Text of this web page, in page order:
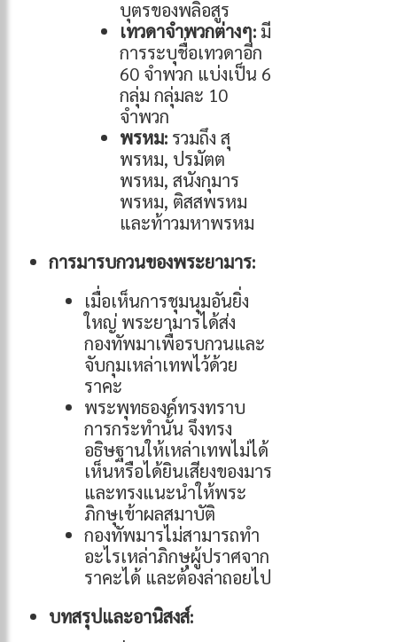
บุตรของพลิอสูร
เทวดาจำพวกต่างๆ: มี
การระบุชื่อเทวดาอีก
60 จำพวก แบ่งเป็น 6
กลุ่ม กลุ่มละ 10
จำพวก
พรหม: รวมถึง สุ
พรหม, ปรมัตต
พรหม, สนังกุมาร
พรหม, ติสสพรหม
และท้าวมหาพรหม
การมารบกวนของพระยามาร:
เมื่อเห็นการชุมนุมอันยิ่ง
ใหญ่ พระยามารได้ส่ง
กองทัพมาเพื่อรบกวนและ
จับกุมเหล่าเทพไว้ด้วย
ราคะ
พระพุทธองค์ทรงทราบ
การกระทำนั้น จึงทรง
อธิษฐานให้เหล่าเทพไม่ได้
เห็นหรือได้ยินเสียงของมาร
และทรงแนะนำให้พระ
ภิกษุเข้าผลสมาบัติ
กองทัพมารไม่สามารถทำ
อะไรเหล่าภิกษุผู้ปราศจาก
ราคะได้ และต้องล่าถอยไป
บทสรุปและอานิสงส์: